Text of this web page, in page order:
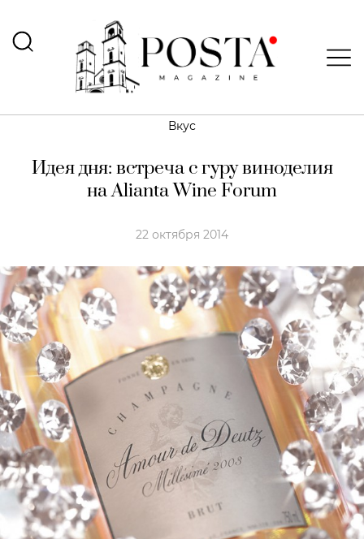
Вкус
Идея дня: встреча с гуру виноделия
на Alianta Wine Forum
22 октября 2014